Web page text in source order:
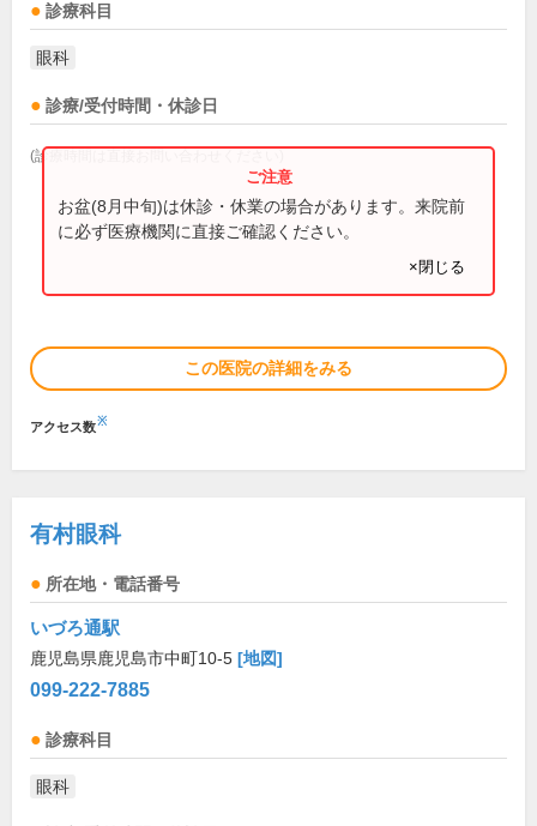
診療科目
眼科
診療/受付時間・休診日
(診療時間は直接お問い合わせください)
お盆(8月中旬)は休診・休業の場合があります。来院前
に必ず医療機関に直接ご確認ください。
×閉じる
この医院の詳細をみる
アクセス数※
有村眼科
所在地・電話番号
いづろ通駅
鹿児島県鹿児島市中町10-5 [地図]
099-222-7885
診療科目
眼科